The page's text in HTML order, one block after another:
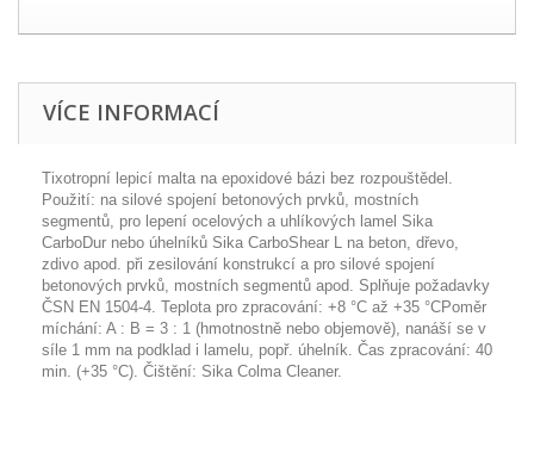
VÍCE INFORMACÍ
Tixotropní lepicí malta na epoxidové bázi bez rozpouštědel.
Použití: na silové spojení betonových prvků, mostních
segmentů, pro lepení ocelových a uhlíkových lamel Sika
CarboDur nebo úhelníků Sika CarboShear L na beton, dřevo,
zdivo apod. při zesilování konstrukcí a pro silové spojení
betonových prvků, mostních segmentů apod. Splňuje požadavky
ČSN EN 1504-4. Teplota pro zpracování: +8 °C až +35 °CPoměr
míchání: A : B = 3 : 1 (hmotnostně nebo objemově), nanáší se v
síle 1 mm na podklad i lamelu, popř. úhelník. Čas zpracování: 40
min. (+35 °C). Čištění: Sika Colma Cleaner.